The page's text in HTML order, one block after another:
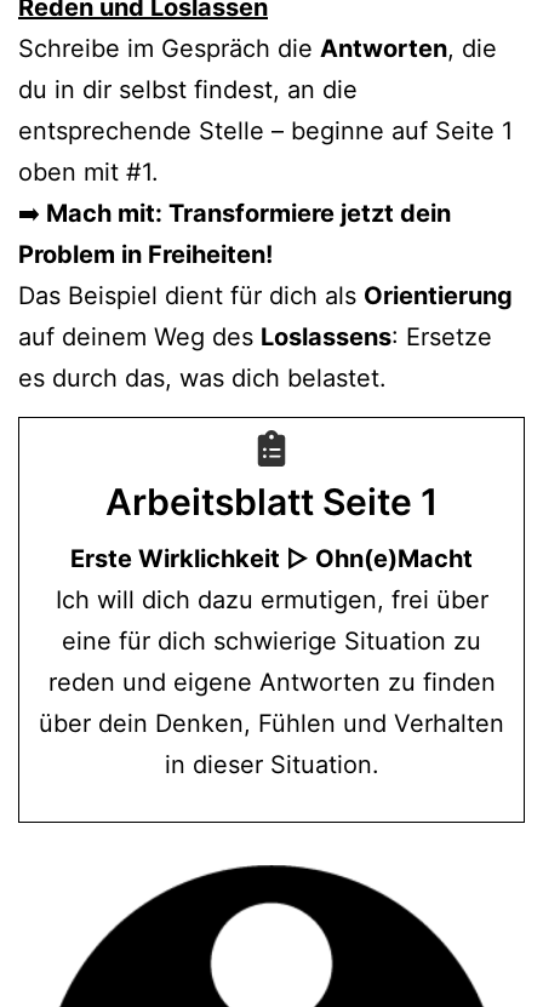
Reden und Loslassen
Schreibe im Gespräch die Antworten, die
du in dir selbst findest, an die
entsprechende Stelle – beginne auf Seite 1
oben mit #1.
➡️ Mach mit: Transformiere jetzt dein
Problem in Freiheiten!
Das Beispiel dient für dich als Orientierung
auf deinem Weg des Loslassens: Ersetze
es durch das, was dich belastet.
Arbeitsblatt Seite 1
Erste Wirklichkeit ▷ Ohn(e)Macht
Ich will dich dazu ermutigen, frei über
eine für dich schwierige Situation zu
reden und eigene Antworten zu finden
über dein Denken, Fühlen und Verhalten
in dieser Situation.